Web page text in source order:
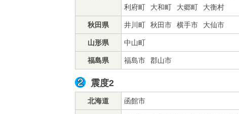
利府町
大和町 大郷町 大衡村
秋田県 井川町 秋田市 横手市 大仙市
山形県 中山町
福島県 福島市 郡山市
震度2
北海道 函館市